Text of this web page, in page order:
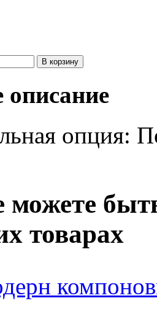
описание
опция:
товарах